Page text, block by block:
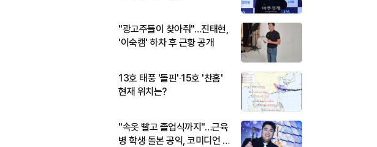
"광고주들이 찾아줘"…진태현,
'이숙캠' 하차 후 근황 공개
13호 태풍 '돌핀'·15호 '찬홈'
현재 위치는?
"속옷 빨고 졸업식까지"…근육
병 학생 돌본 공익, 코미디언 김